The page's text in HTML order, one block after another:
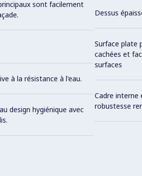
sont facilement
à la résistance à l'eau.
design hygiénique avec
Dessus
Surface plate
cachées et
surfaces
Cadre interne
robustesse